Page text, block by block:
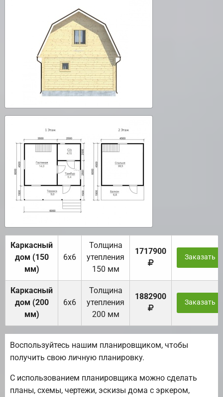
Каркасный
дом (150
мм)
6х6
Толщина
утепления
150 мм
1717900
Заказать
Каркасный
дом (200
мм)
6х6
Толщина
утепления
200 мм
1882900
Заказать
Воспользуйтесь нашим планировщиком, чтобы
получить свою личную планировку.
С использованием планировщика можно сделать
планы, схемы, чертежи, эскизы дома с эркером,